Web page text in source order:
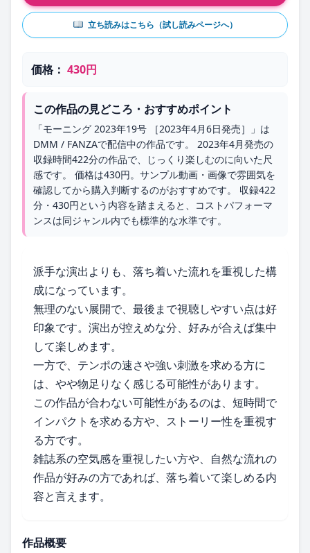
立ち読みはこちら（試し読みページへ）
価格： 430円
この作品の見どころ・おすすめポイント
「モーニング 2023年19号 ［2023年4月6日発売］」は
DMM / FANZAで配信中の作品です。 2023年4月発売の
収録時間422分の作品で、じっくり楽しむのに向いた尺
感です。 価格は430円。サンプル動画・画像で雰囲気を
確認してから購入判断するのがおすすめです。 収録422
分・430円という内容を踏まえると、コストパフォーマ
ンスは同ジャンル内でも標準的な水準です。
派手な演出よりも、落ち着いた流れを重視した構
成になっています。
無理のない展開で、最後まで視聴しやすい点は好
印象です。演出が控えめな分、好みが合えば集中
して楽しめます。
一方で、テンポの速さや強い刺激を求める方に
は、やや物足りなく感じる可能性があります。
この作品が合わない可能性があるのは、短時間で
インパクトを求める方や、ストーリー性を重視す
る方です。
雑誌系の空気感を重視したい方や、自然な流れの
作品が好みの方であれば、落ち着いて楽しめる内
容と言えます。
作品概要